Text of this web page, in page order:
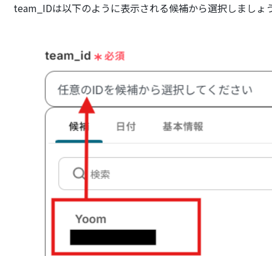
team_IDは以下のように表示される候補から選択しましょ